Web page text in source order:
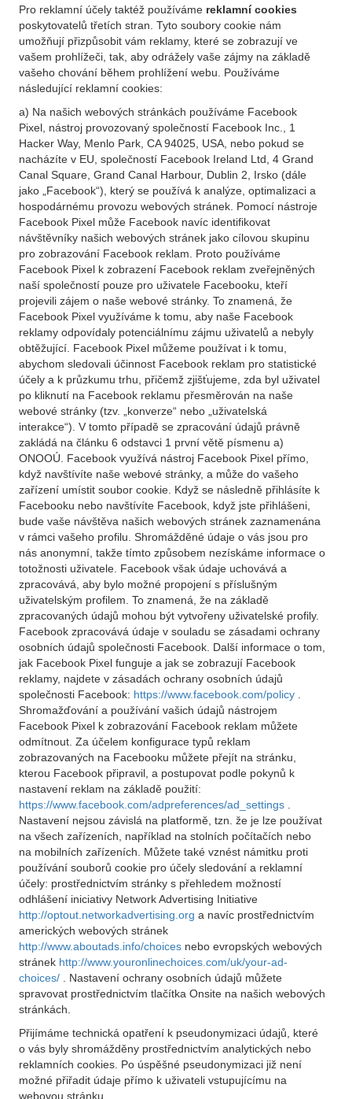
Pro reklamní účely taktéž používáme reklamní cookies
poskytovatelů třetích stran. Tyto soubory cookie nám
umožňují přizpůsobit vám reklamy, které se zobrazují ve
vašem prohlížeči, tak, aby odrážely vaše zájmy na základě
vašeho chování během prohlížení webu. Používáme
následující reklamní cookies:
a) Na našich webových stránkách používáme Facebook
Pixel, nástroj provozovaný společností Facebook Inc., 1
Hacker Way, Menlo Park, CA 94025, USA, nebo pokud se
nacházíte v EU, společností Facebook Ireland Ltd, 4 Grand
Canal Square, Grand Canal Harbour, Dublin 2, Irsko (dále
jako „Facebook“), který se používá k analýze, optimalizaci a
hospodárnému provozu webových stránek. Pomocí nástroje
Facebook Pixel může Facebook navíc identifikovat
návštěvníky našich webových stránek jako cílovou skupinu
pro zobrazování Facebook reklam. Proto používáme
Facebook Pixel k zobrazení Facebook reklam zveřejněných
naší společností pouze pro uživatele Facebooku, kteří
projevili zájem o naše webové stránky. To znamená, že
Facebook Pixel využíváme k tomu, aby naše Facebook
reklamy odpovídaly potenciálnímu zájmu uživatelů a nebyly
obtěžující. Facebook Pixel můžeme používat i k tomu,
abychom sledovali účinnost Facebook reklam pro statistické
účely a k průzkumu trhu, přičemž zjišťujeme, zda byl uživatel
po kliknutí na Facebook reklamu přesměrován na naše
webové stránky (tzv. „konverze“ nebo „uživatelská
interakce“). V tomto případě se zpracování údajů právně
zakládá na článku 6 odstavci 1 první větě písmenu a)
ONOOÚ. Facebook využívá nástroj Facebook Pixel přímo,
když navštívíte naše webové stránky, a může do vašeho
zařízení umístit soubor cookie. Když se následně přihlásíte k
Facebooku nebo navštívíte Facebook, když jste přihlášeni,
bude vaše návštěva našich webových stránek zaznamenána
v rámci vašeho profilu. Shromážděné údaje o vás jsou pro
nás anonymní, takže tímto způsobem nezískáme informace o
totožnosti uživatele. Facebook však údaje uchovává a
zpracovává, aby bylo možné propojení s příslušným
uživatelským profilem. To znamená, že na základě
zpracovaných údajů mohou být vytvořeny uživatelské profily.
Facebook zpracovává údaje v souladu se zásadami ochrany
osobních údajů společnosti Facebook. Další informace o tom,
jak Facebook Pixel funguje a jak se zobrazují Facebook
reklamy, najdete v zásadách ochrany osobních údajů
společnosti Facebook: https://www.facebook.com/policy
Shromažďování a používání vašich údajů nástrojem
Facebook Pixel k zobrazování Facebook reklam můžete
odmítnout. Za účelem konfigurace typů reklam
zobrazovaných na Facebooku můžete přejít na stránku,
kterou Facebook připravil, a postupovat podle pokynů k
nastavení reklam na základě použití:
https://www.facebook.com/adpreferences/ad_settings
Nastavení nejsou závislá na platformě, tzn. že je lze používat
na všech zařízeních, například na stolních počítačích nebo
na mobilních zařízeních. Můžete také vznést námitku proti
používání souborů cookie pro účely sledování a reklamní
účely: prostřednictvím stránky s přehledem možností
odhlášení iniciativy Network Advertising Initiative
http://optout.networkadvertising.org a navíc prostřednictvím
amerických webových stránek
http://www.aboutads.info/choices nebo evropských webových
stránek http://www.youronlinechoices.com/uk/your-ad-
choices/
. Nastavení ochrany osobních údajů můžete
spravovat prostřednictvím tlačítka Onsite na našich webových
stránkách.
Přijímáme technická opatření k pseudonymizaci údajů, které
o vás byly shromážděny prostřednictvím analytických nebo
reklamních cookies. Po úspěšné pseudonymizaci již není
možné přiřadit údaje přímo k uživateli vstupujícímu na
webovou stránku.